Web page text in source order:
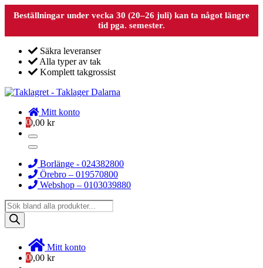
Beställningar under vecka 30 (20–26 juli) kan ta något längre
tid pga. semester.
Säkra leveranser
Alla typer av tak
Komplett takgrossist
Mitt konto
00,00 kr
Borlänge - 024382800
Örebro – 019570800
Webshop – 0103039880
Products
search
Mitt konto
00,00 kr